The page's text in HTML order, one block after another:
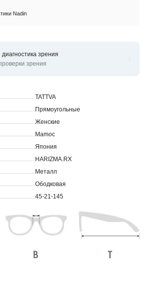
TATTVA
Прямоугольные
Женские
Mamoc
Япония
HARIZMA.RX
Металл
Ободковая
45-21-145
Nadin
зрения
зрения